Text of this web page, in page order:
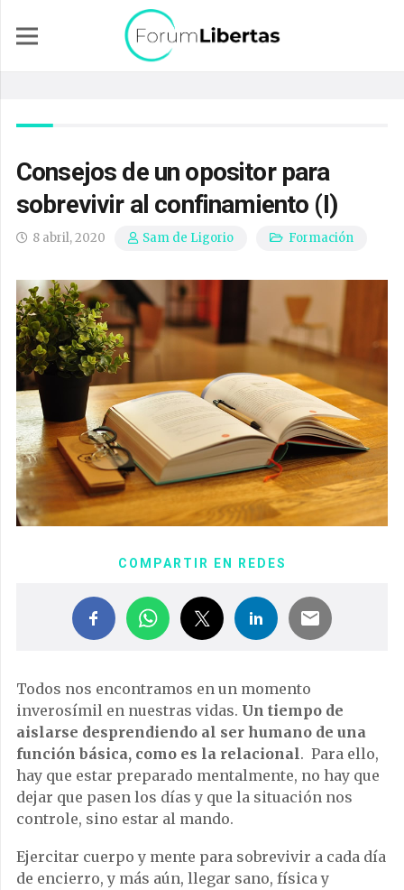
Consejos de un opositor para
sobrevivir al confinamiento (I)
8 abril, 2020 Sam de Ligorio Formación
COMPARTIR EN REDES
Todos nos encontramos en un momento
inverosímil en nuestras vidas. Un tiempo de
aislarse desprendiendo al ser humano de una
función básica, como es la relacional. Para ello,
hay que estar preparado mentalmente, no hay que
dejar que pasen los días y que la situación nos
controle, sino estar al mando.
Ejercitar cuerpo y mente para sobrevivir a cada día
de encierro, y más aún, llegar sano, física y